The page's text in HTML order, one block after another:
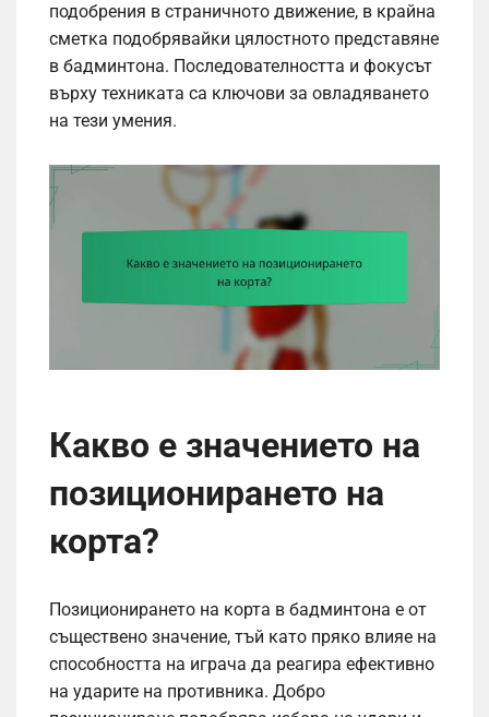
подобрения в страничното движение, в крайна
сметка подобрявайки цялостното представяне
в бадминтона. Последователността и фокусът
върху техниката са ключови за овладяването
на тези умения.
Какво е значението на
позиционирането на
корта?
Позиционирането на корта в бадминтона е от
съществено значение, тъй като пряко влияе на
способността на играча да реагира ефективно
на ударите на противника. Добро